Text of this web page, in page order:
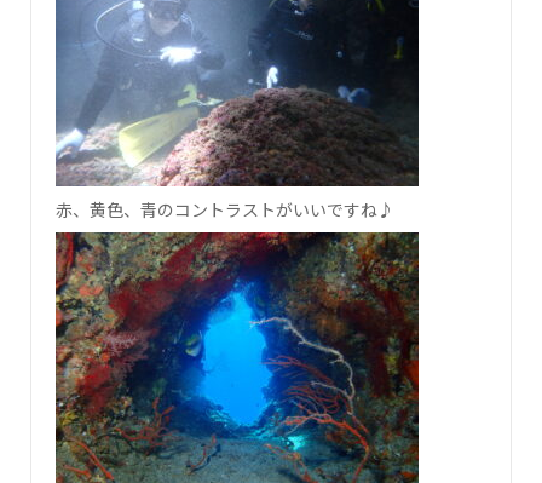
赤、黄色、青のコントラストがいいですね♪